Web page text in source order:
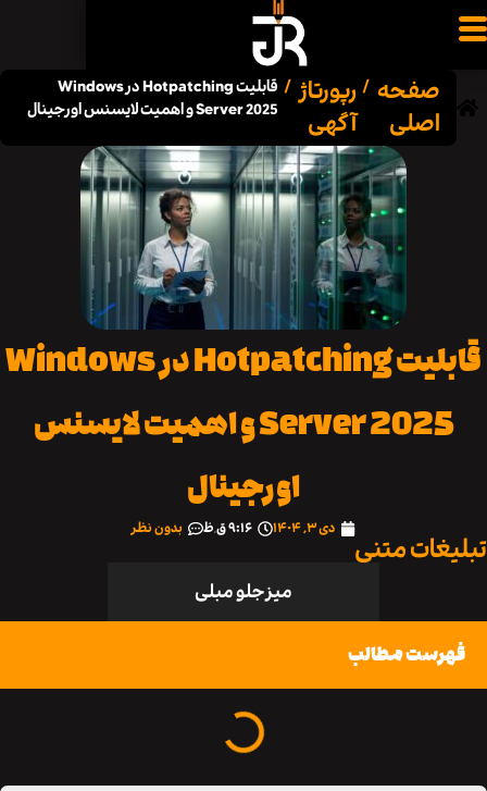
/ رپورتاژ
آگهی
/
قابلیت Hotpatching در Windows
Server 2025 و اهمیت لایسنس اورجینال
قابلیت Hotpatching در Windows
Server 2025 و اهمیت لایسنس
اورجینال
۹:۱۶ ق٫ظ بدون نظر
متنی
میز جلو مبلی
مطالب